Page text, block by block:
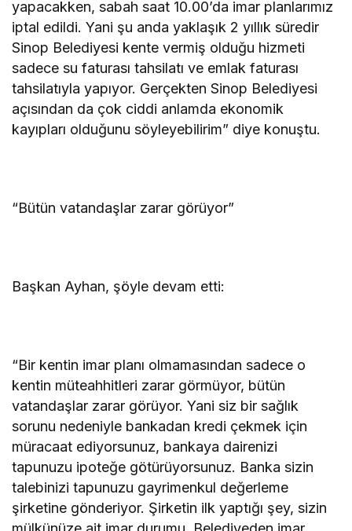
yapacakken, sabah saat 10.00’da imar planlarımız
iptal edildi. Yani şu anda yaklaşık 2 yıllık süredir
Sinop Belediyesi kente vermiş olduğu hizmeti
sadece su faturası tahsilatı ve emlak faturası
tahsilatıyla yapıyor. Gerçekten Sinop Belediyesi
açısından da çok ciddi anlamda ekonomik
kayıpları olduğunu söyleyebilirim” diye konuştu.
“Bütün vatandaşlar zarar görüyor”
Başkan Ayhan, şöyle devam etti:
“Bir kentin imar planı olmamasından sadece o
kentin müteahhitleri zarar görmüyor, bütün
vatandaşlar zarar görüyor. Yani siz bir sağlık
sorunu nedeniyle bankadan kredi çekmek için
müracaat ediyorsunuz, bankaya dairenizi
tapunuzu ipoteğe götürüyorsunuz. Banka sizin
talebinizi tapunuzu gayrimenkul değerleme
şirketine gönderiyor. Şirketin ilk yaptığı şey, sizin